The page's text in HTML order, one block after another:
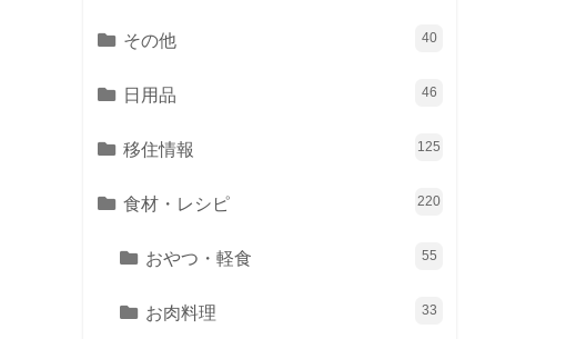
その他 40
日用品 46
移住情報 125
食材・レシピ 220
おやつ・軽食 55
お肉料理 33